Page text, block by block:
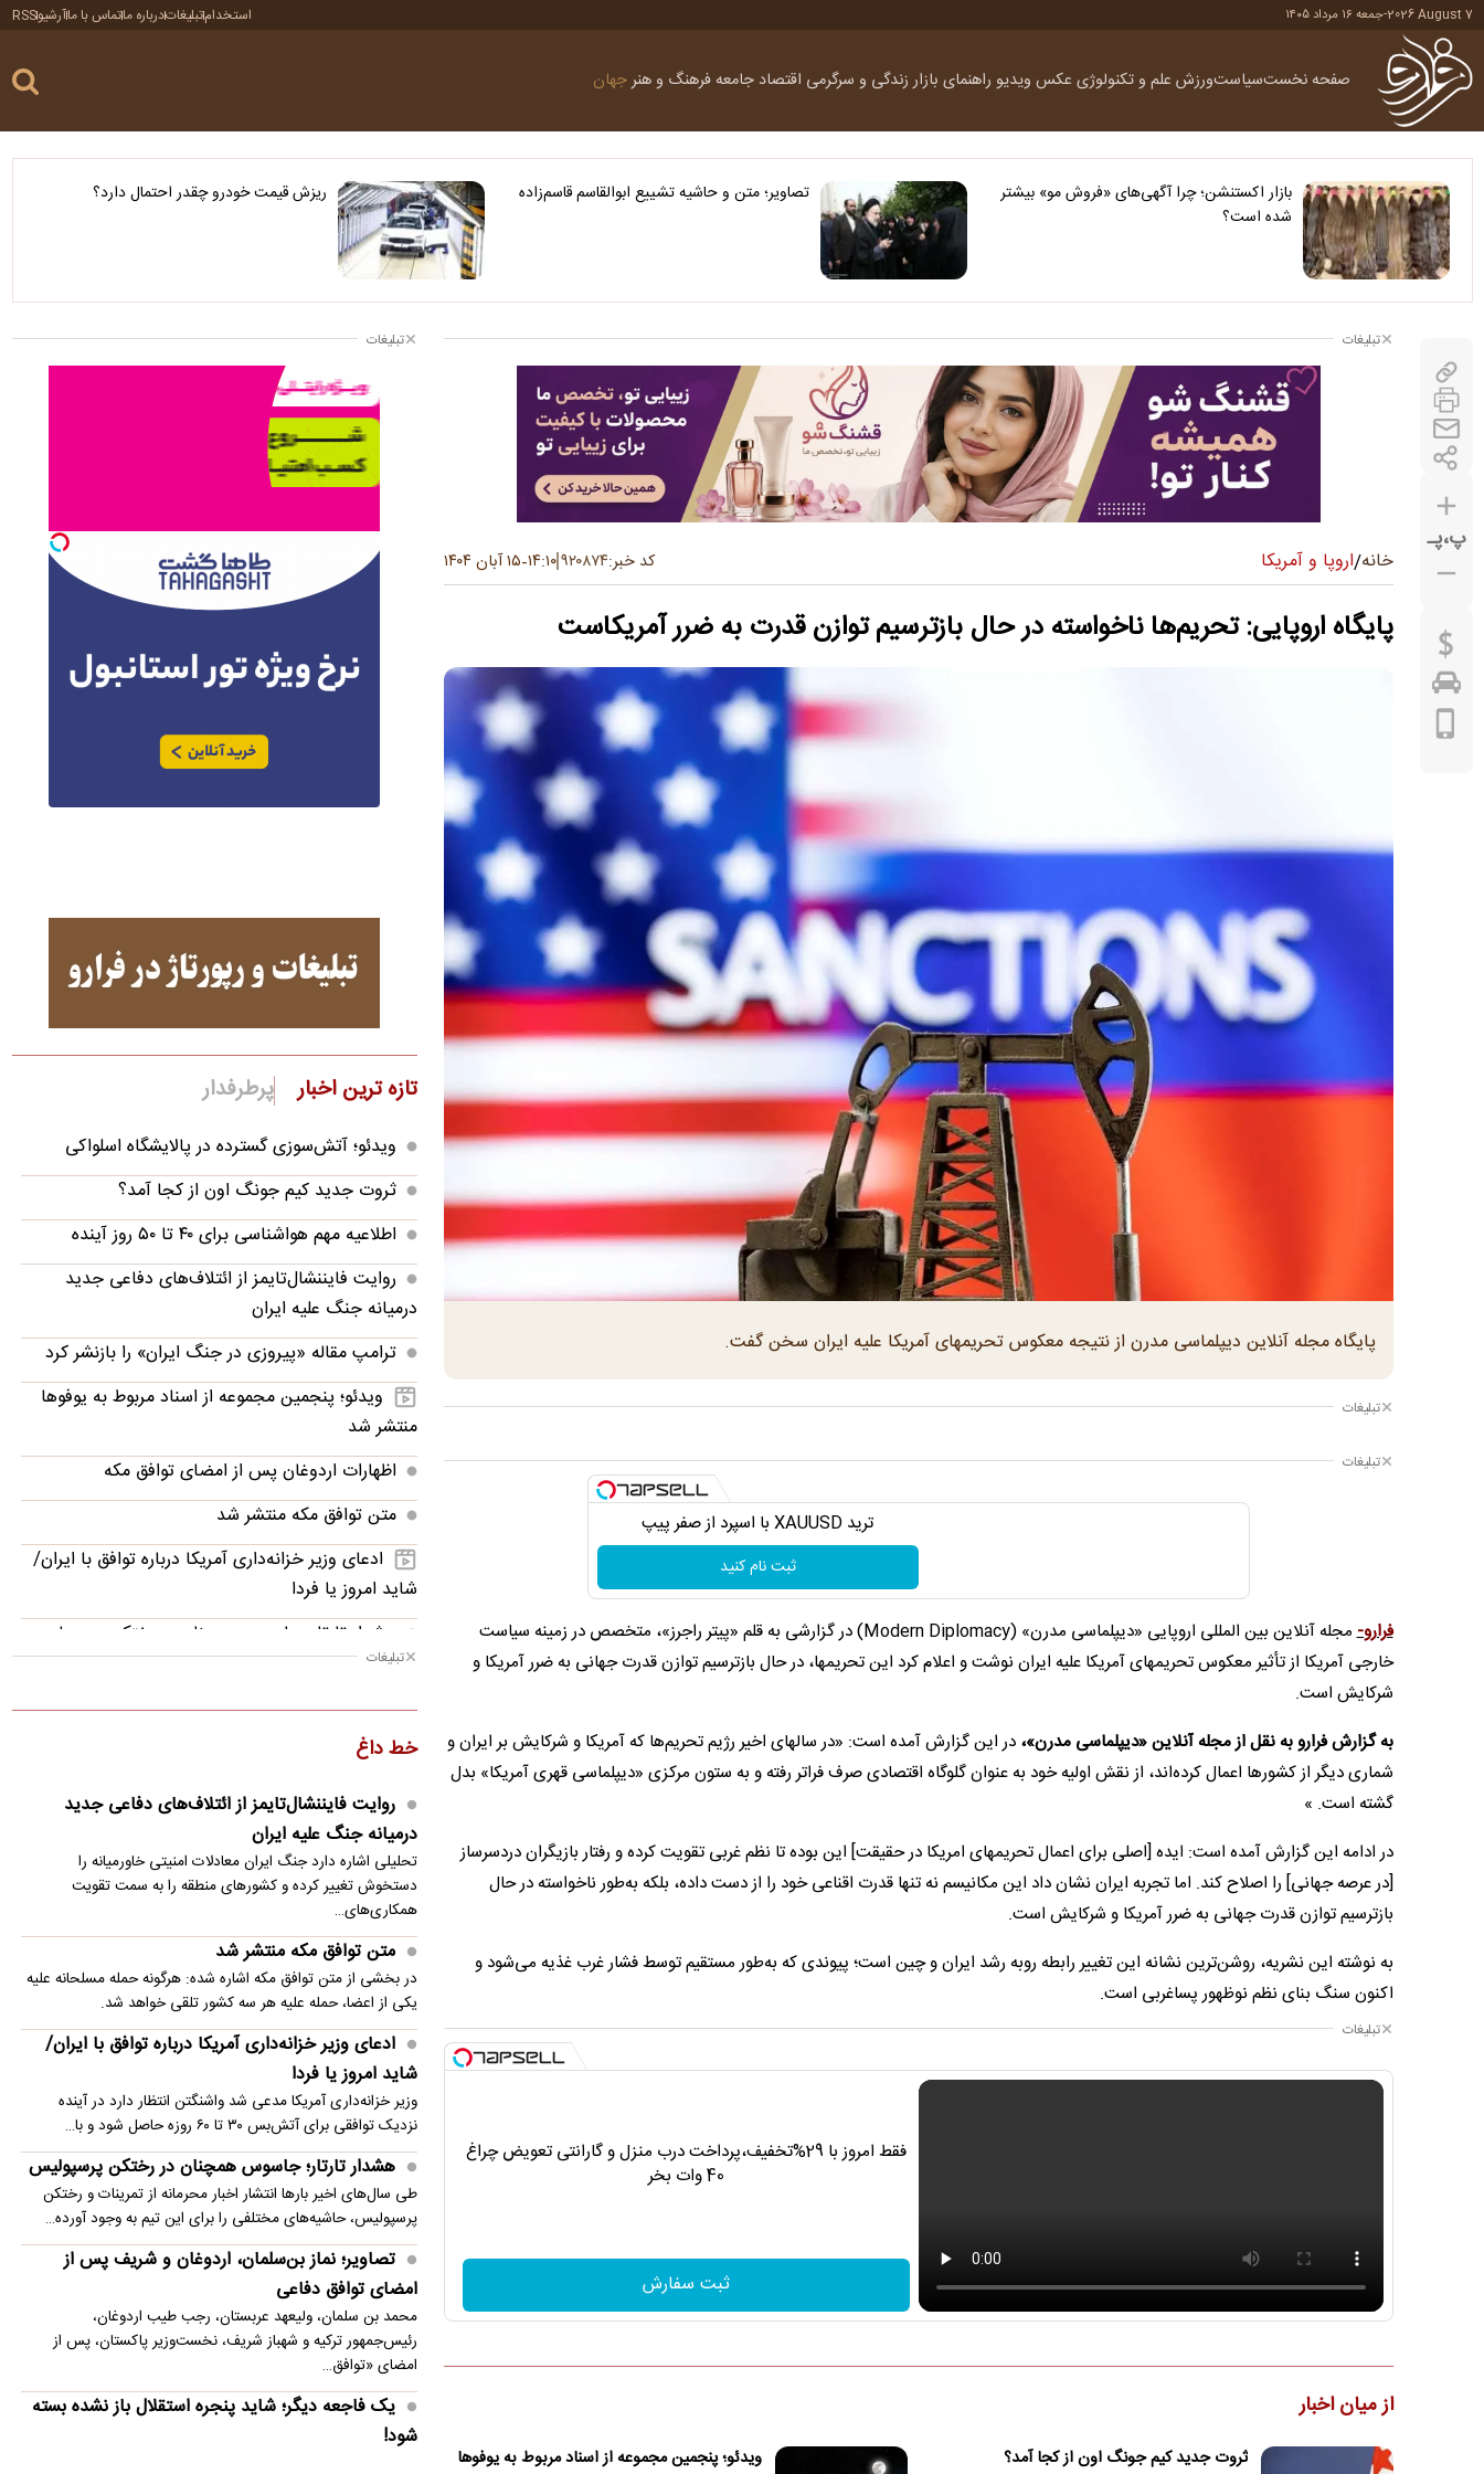
2026 August 7
-جمعه ۱۶ مرداد ۱۴۰۵ استخدامتبلیغاتدرباره ماتماس با ماآرشیوRSS
صفحه نخستسیاستورزش علم و تکنولوژی عکس ویدیو راهنمای بازارزندگی و سرگرمی اقتصاد جامعهفرهنگ و هنرجهان
بازار اکستنشن؛ چرا آگهی‌های «فروش مو» بیشتر
شده است؟
تصاویر؛ متن و حاشیه تشییع ابوالقاسم قاسم‌زاده ریزش قیمت خودرو چقدر احتمال دارد؟
پ،پـ
تبلیغات
خانه/اروپا و آمریکا کد خبر:۹۲۰۸۷۴۱۴:۱۰-۱۵ آبان ۱۴۰۴
پایگاه اروپایی: تحریم‌ها ناخواسته در حال بازترسیم توازن قدرت به ضرر آمریکاست
پایگاه مجله آنلاین دیپلماسی مدرن از نتیجه معکوس تحریمهای آمریکا علیه ایران سخن گفت.
تبلیغات
تبلیغات
ترید XAUUSD با اسپرد از صفر پیپ
ثبت نام کنید
فرارو-
مجله آنلاین بین المللی اروپایی «دیپلماسی مدرن» (Modern Diplomacy) در گزارشی به قلم «پیتر راجرز»، متخصص در زمینه سیاست
خارجی آمریکا از تأثیر معکوس تحریمهای آمریکا علیه ایران نوشت و اعلام کرد این تحریمها، در حال بازترسیم توازن قدرت جهانی به ضرر آمریکا و
شرکایش است.
به گزارش فرارو به نقل از مجله آنلاین «دیپلماسی مدرن»،در این گزارش آمده است: «در سالهای اخیر رژیم تحریم‌ها که آمریکا و شرکایش بر ایران و
شماری دیگر از کشورها اعمال کرده‌اند، از نقش اولیه خود به عنوان گلوگاه اقتصادی صرف فراتر رفته و به ستون مرکزی «دیپلماسی قهری آمریکا» بدل
گشته است. »
در ادامه این گزارش آمده است: ایده [اصلی برای اعمال تحریمهای امریکا در حقیقت] این بوده تا نظم غربی تقویت کرده و رفتار بازیگران دردسرساز
[در عرصه جهانی] را اصلاح کند. اما تجربه ایران نشان داد این مکانیسم نه تنها قدرت اقناعی خود را از دست داده، بلکه به‌طور ناخواسته در حال
بازترسیم توازن قدرت جهانی به ضرر آمریکا و شرکایش است.
به نوشته این نشریه، روشن‌ترین نشانه این تغییر رابطه روبه رشد ایران و چین است؛ پیوندی که به‌طور مستقیم توسط فشار غرب غذیه می‌شود و
اکنون سنگ بنای نظم نوظهور پساغربی است.
تبلیغات
فقط امروز با 29%تخفیف،پرداخت درب منزل و گارانتی تعویض چراغ
40 وات بخر
ثبت سفارش
از میان اخبار
ثروت جدید کیم جونگ اون از کجا آمد؟
ویدئو؛ پنجمین مجموعه از اسناد مربوط به یوفوها
تبلیغات
تازه ترین اخبار پرطرفدار
ویدئو؛ آتش‌سوزی گسترده در پالایشگاه اسلواکی
ثروت جدید کیم جونگ اون از کجا آمد؟
اطلاعیه مهم هواشناسی برای ۴۰ تا ۵۰ روز آینده
روایت فایننشال‌تایمز از ائتلاف‌های دفاعی جدید
درمیانه جنگ علیه ایران
ترامپ مقاله «پیروزی در جنگ ایران» را بازنشر کرد
ویدئو؛ پنجمین مجموعه از اسناد مربوط به یوفوها
منتشر شد
اظهارات اردوغان پس از امضای توافق مکه
متن توافق مکه منتشر شد
ادعای وزیر خزانه‌داری آمریکا درباره توافق با ایران/
شاید امروز یا فردا
هشدار تارتار؛ جاسوس همچنان در رختکن پرسپولیس
برنده همه چیز خواهد بود
توضیح وزیر خارجه عربستان درمورد امضای توافق
تصاویر؛ نماز بن‌سلمان، اردوغان و شریف پس از
امضای توافق دفاعی
احتمال نیمکت‌نشینی اورونوف در پرسپولیس
از سردار آزمون تا نورافکن؛ ستاره‌هایی که استقلال
می‌خواست!
تبلیغات
خط داغ
روایت فایننشال‌تایمز از ائتلاف‌های دفاعی جدید
درمیانه جنگ علیه ایران
تحلیلی اشاره دارد جنگ ایران معادلات امنیتی خاورمیانه را
دستخوش تغییر کرده و کشورهای منطقه را به سمت تقویت
همکاری‌های…
متن توافق مکه منتشر شد
در بخشی از متن توافق مکه اشاره شده: هرگونه حمله مسلحانه علیه
یکی از اعضا، حمله علیه هر سه کشور تلقی خواهد شد.
ادعای وزیر خزانه‌داری آمریکا درباره توافق با ایران/
شاید امروز یا فردا
وزیر خزانه‌داری آمریکا مدعی شد واشنگتن انتظار دارد در آینده
نزدیک توافقی برای آتش‌بس ۳۰ تا ۶۰ روزه حاصل شود و با…
هشدار تارتار؛ جاسوس همچنان در رختکن پرسپولیس
طی سال‌های اخیر بارها انتشار اخبار محرمانه از تمرینات و رختکن
پرسپولیس، حاشیه‌های مختلفی را برای این تیم به وجود آورده…
تصاویر؛ نماز بن‌سلمان، اردوغان و شریف پس از
امضای توافق دفاعی
محمد بن سلمان، ولیعهد عربستان، رجب طیب اردوغان،
رئیس‌جمهور ترکیه و شهباز شریف، نخست‌وزیر پاکستان، پس از
امضای «توافق…
یک فاجعه دیگر؛ شاید پنجره استقلال باز نشده بسته
شود!